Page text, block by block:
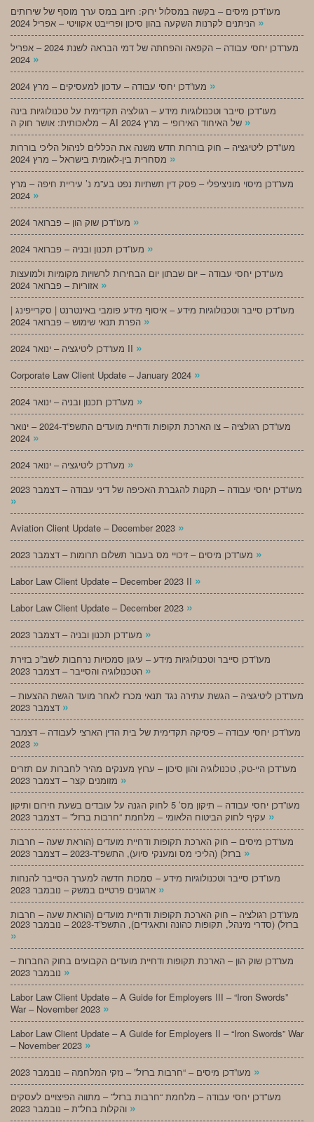
מעו”דכן מיסים – בקשה במסלול ירוק: חיוב במס ערך מוסף של שירותים
»
מעו”דכן יחסי עבודה – הקפאה והפחתה של דמי הבראה לשנת 2024 – אפריל
»
»
מעו”דכן סייבר וטכנולוגיות מידע – רגולציה תקדימית על טכנולוגיות בינה
»
מעו”דכן ליטיגציה – חוק בוררות חדש משנה את הכללים לניהול הליכי בוררות
»
מעו”דכן מיסוי מוניציפלי – פסק דין תשתיות נפט בע”מ נ’ עיריית חיפה – מרץ
»
»
»
מעו”דכן יחסי עבודה – יום שבתון יום הבחירות לרשויות מקומיות ולמועצות
»
מעו”דכן סייבר וטכנולוגיות מידע – איסוף מידע פומבי באינטרנט | סקרייפינג |
»
מעו”דכן ליטיגציה – ינואר 2024 II »
Corporate Law Client Update – January 2024 »
»
מעו”דכן רגולציה – צו הארכת תקופות ודחיית מועדים התשפ”ד-2024 – ינואר
»
»
מעו”דכן יחסי עבודה – תקנות להגברת האכיפה של דיני עבודה – דצמבר 2023
»
Aviation Client Update – December 2023 »
»
Labor Law Client Update – December 2023 II »
Labor Law Client Update – December 2023 »
»
מעו”דכן סייבר וטכנולוגיות מידע – עיגון סמכויות נרחבות לשב”כ בזירת
»
מעו”דכן ליטיגציה – הגשת עתירה נגד תנאי מכרז לאחר מועד הגשת ההצעות –
»
מעו”דכן יחסי עבודה – פסיקה תקדימית של בית הדין הארצי לעבודה – דצמבר
»
מעו”דכן היי-טק, טכנולוגיה והון סיכון – ערוץ מענקים מהיר לחברות עם תזרים
»
מעו”דכן יחסי עבודה – תיקון מס’ 5 לחוק הגנה על עובדים בשעת חירום ותיקון
»
מעו”דכן מיסים – חוק הארכת תקופות ודחיית מועדים (הוראת שעה – חרבות
»
מעו”דכן סייבר וטכנולוגיות מידע – סמכות חדשה למערך הסייבר להנחות
»
מעו”דכן רגולציה – חוק הארכת תקופות ודחיית מועדים (הוראת שעה – חרבות
ברזל) (סדרי מינהל, תקופות כהונה ותאגידים), התשפ”ד-2023 – נובמבר 2023
»
מעו”דכן שוק הון – הארכת תקופות ודחיית מועדים הקבועים בחוק החברות –
»
Labor Law Client Update – A Guide for Employers III – “Iron Swords”
War – November 2023 »
Labor Law Client Update – A Guide for Employers II – “Iron Swords” War
– November 2023 »
»
מעו”דכן יחסי עבודה – מלחמת “חרבות ברזל” – מתווה הפיצויים לעסקים
»